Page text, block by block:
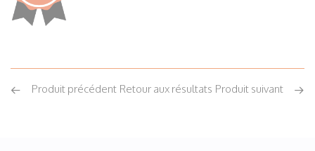
Produit précédent Produit suivant
Retour aux résultats